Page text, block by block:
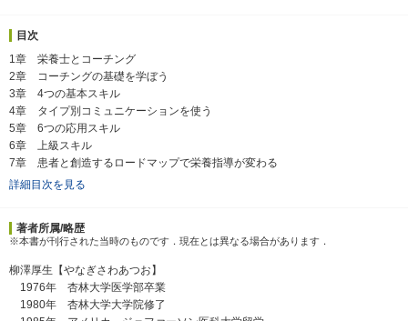
目次
1章 栄養士とコーチング
2章 コーチングの基礎を学ぼう
3章 4つの基本スキル
4章 タイプ別コミュニケーションを使う
5章 6つの応用スキル
6章 上級スキル
7章 患者と創造するロードマップで栄養指導が変わる
詳細目次を見る
著者所属/略歴
※本書が刊行された当時のものです．現在とは異なる場合があります．
柳澤厚生【やなぎさわあつお】
1976年 杏林大学医学部卒業
1980年 杏林大学大学院修了